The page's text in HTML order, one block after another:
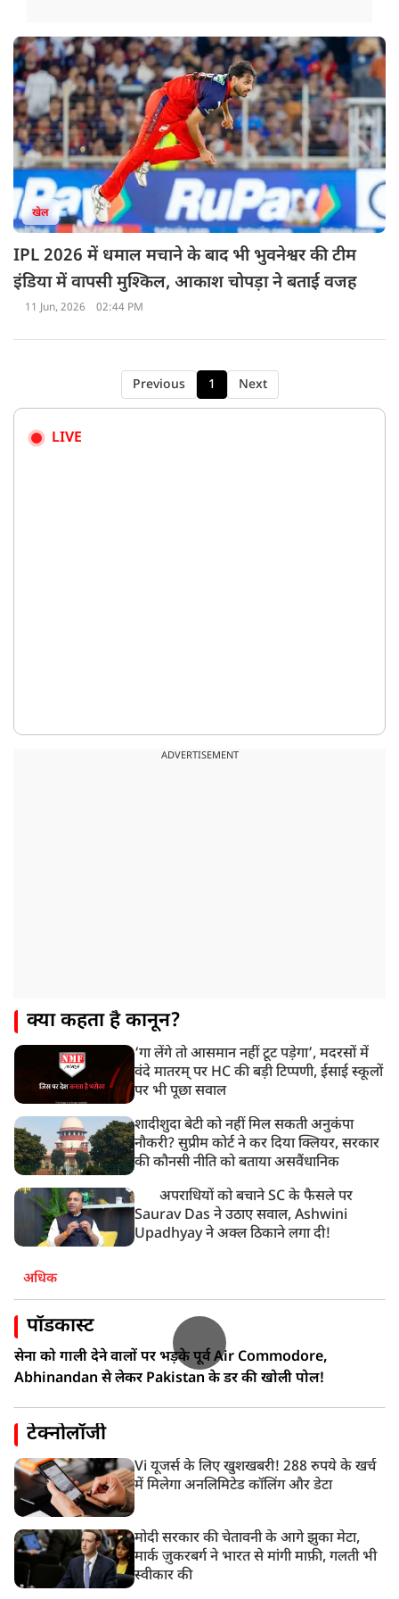
खेल
IPL 2026 में धमाल मचाने के बाद भी भुवनेश्वर की टीम
इंडिया में वापसी मुश्किल, आकाश चोपड़ा ने बताई वजह
11 Jun, 2026 02:44 PM
Previous 1 Next
LIVE
ADVERTISEMENT
क्या कहता है कानून?
‘गा लेंगे तो आसमान नहीं टूट पड़ेगा’, मदरसों में
वंदे मातरम् पर HC की बड़ी टिप्पणी, ईसाई स्कूलों
पर भी पूछा सवाल
शादीशुदा बेटी को नहीं मिल सकती अनुकंपा
नौकरी? सुप्रीम कोर्ट ने कर दिया क्लियर, सरकार
की कौनसी नीति को बताया असवैंधानिक
अपराधियों को बचाने SC के फैसले पर
Saurav Das ने उठाए सवाल, Ashwini
Upadhyay ने अक्ल ठिकाने लगा दी!
अधिक
पॉडकास्ट
सेना को गाली देने वालों पर भड़के पूर्व Air Commodore,
Abhinandan से लेकर Pakistan के डर की खोली पोल!
टेक्नोलॉजी
Vi यूजर्स के लिए खुशखबरी! 288 रुपये के खर्च
में मिलेगा अनलिमिटेड कॉलिंग और डेटा
मोदी सरकार की चेतावनी के आगे झुका मेटा,
मार्क ज़ुकरबर्ग ने भारत से मांगी माफ़ी, गलती भी
स्वीकार की